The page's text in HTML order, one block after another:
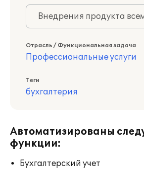
Внедрения продукта
Отрасль / Функциональная задача
Профессиональные услуги
Теги
бухгалтерия
Автоматизированы
функции:
Бухгалтерский учет